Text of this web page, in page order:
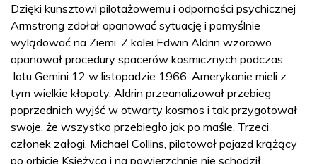
Dzięki kunsztowi pilotażowemu i odporności psychicznej
Armstrong zdołał opanować sytuację i pomyślnie
wylądować na Ziemi. Z kolei Edwin Aldrin wzorowo
opanował procedury spacerów kosmicznych podczas
lotu Gemini 12 w listopadzie 1966. Amerykanie mieli z
tym wielkie kłopoty. Aldrin przeanalizował przebieg
poprzednich wyjść w otwarty kosmos i tak przygotował
swoje, że wszystko przebiegło jak po maśle. Trzeci
członek załogi, Michael Collins, pilotował pojazd krążący
po orbicie Księżyca i na powierzchnię nie schodził.